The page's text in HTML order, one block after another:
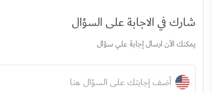
شارك في الاجابة على السؤال
يمكنك الآن ارسال إجابة علي سؤال
أضف إجابتك على السؤال هنا